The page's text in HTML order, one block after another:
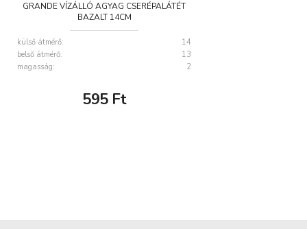
GRANDE VÍZÁLLÓ AGYAG CSERÉPALÁTÉT
BAZALT 14CM
külső átmérő:
14
belső átmérő:
13
magasság:
2
595Ft